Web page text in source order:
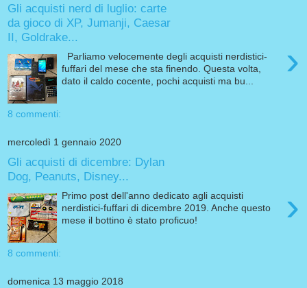
Gli acquisti nerd di luglio: carte
da gioco di XP, Jumanji, Caesar
II, Goldrake...
›
Parliamo velocemente degli acquisti nerdistici-
fuffari del mese che sta finendo. Questa volta,
dato il caldo cocente, pochi acquisti ma bu...
8 commenti:
mercoledì 1 gennaio 2020
Gli acquisti di dicembre: Dylan
Dog, Peanuts, Disney...
›
Primo post dell'anno dedicato agli acquisti
nerdistici-fuffari di dicembre 2019. Anche questo
mese il bottino è stato proficuo!
8 commenti:
domenica 13 maggio 2018